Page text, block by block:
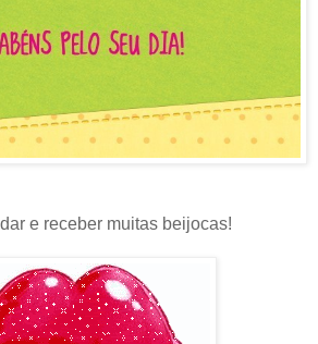
e receber muitas beijocas!